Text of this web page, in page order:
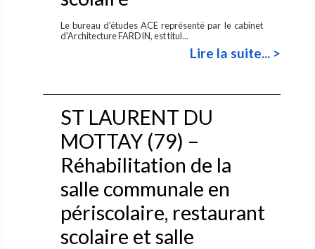
Le bureau d'études ACE représenté par le cabinet
d'Architecture FARDIN, est titul...
Lire la suite... >
ST LAURENT DU
MOTTAY (79) –
Réhabilitation de la
salle communale en
périscolaire, restaurant
scolaire et salle